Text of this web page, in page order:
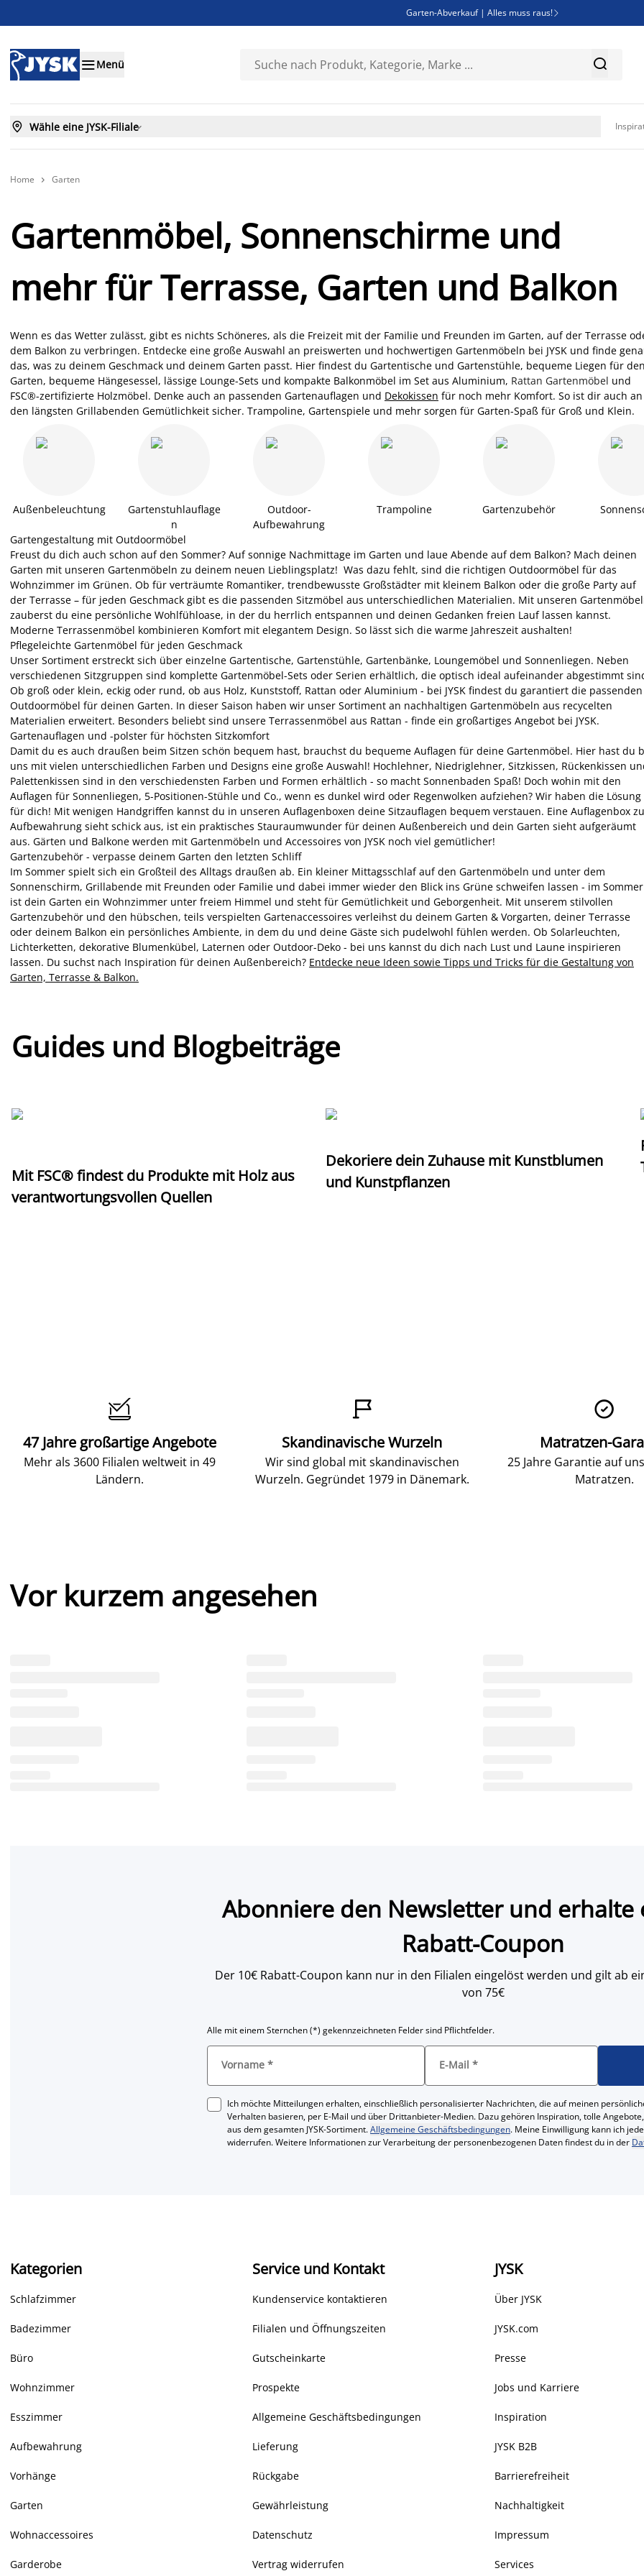
Garten-Abverkauf | Alles muss raus! 
Bist du Unternehmer? Entdecke JYSK-B2B
Menü 
 Wähle eine JYSK-Filiale
Home  Garten
Gartenmöbel, Sonnenschirme und
mehr für Terrasse, Garten und Balkon
Wenn es das Wetter zulässt, gibt es nichts Schöneres, als die Freizeit mit der Familie und Freunden im Garten, auf der Terrasse
dem Balkon zu verbringen. Entdecke eine große Auswahl an preiswerten und hochwertigen Gartenmöbeln bei JYSK und finde
das, was zu deinem Geschmack und deinem Garten passt. Hier findest du Gartentische und Gartenstühle, bequeme Liegen für den
Garten, bequeme Hängesessel, lässige Lounge-Sets und kompakte Balkonmöbel im Set aus Aluminium, Rattan Gartenmöbel und
FSC®-zertifizierte Holzmöbel. Denke auch an passenden Gartenauflagen und Dekokissen für noch mehr Komfort. So ist dir auch an
den längsten Grillabenden Gemütlichkeit sicher. Trampoline, Gartenspiele und mehr sorgen für Garten-Spaß für Groß und Klein.
Außenbeleuchtung
Gartenstuhlauflage
n
Outdoor-
Aufbewahrung
Trampoline Gartenzubehör
Gartengestaltung mit Outdoormöbel
Freust du dich auch schon auf den Sommer? Auf sonnige Nachmittage im Garten und laue Abende auf dem Balkon? Mach deinen
Garten mit unseren Gartenmöbeln zu deinem neuen Lieblingsplatz! Was dazu fehlt, sind die richtigen Outdoormöbel für das
Wohnzimmer im Grünen. Ob für verträumte Romantiker, trendbewusste Großstädter mit kleinem Balkon oder die große Party auf
der Terrasse – für jeden Geschmack gibt es die passenden Sitzmöbel aus unterschiedlichen Materialien. Mit unseren
zauberst du eine persönliche Wohlfühloase, in der du herrlich entspannen und deinen Gedanken freien Lauf lassen kannst.
Moderne Terrassenmöbel kombinieren Komfort mit elegantem Design. So lässt sich die warme Jahreszeit aushalten!
Pflegeleichte Gartenmöbel für jeden Geschmack
Unser Sortiment erstreckt sich über einzelne Gartentische, Gartenstühle, Gartenbänke, Loungemöbel und Sonnenliegen. Neben
verschiedenen Sitzgruppen sind komplette Gartenmöbel-Sets oder Serien erhältlich, die optisch ideal aufeinander abgestimmt
Ob groß oder klein, eckig oder rund, ob aus Holz, Kunststoff, Rattan oder Aluminium - bei JYSK findest du garantiert die passenden
Outdoormöbel für deinen Garten. In dieser Saison haben wir unser Sortiment an nachhaltigen Gartenmöbeln aus recycelten
Materialien erweitert. Besonders beliebt sind unsere Terrassenmöbel aus Rattan - finde ein großartiges Angebot bei JYSK.
Gartenauflagen und -polster für höchsten Sitzkomfort
Damit du es auch draußen beim Sitzen schön bequem hast, brauchst du bequeme Auflagen für deine Gartenmöbel. Hier hast du
uns mit vielen unterschiedlichen Farben und Designs eine große Auswahl! Hochlehner, Niedriglehner, Sitzkissen, Rückenkissen
Palettenkissen sind in den verschiedensten Farben und Formen erhältlich - so macht Sonnenbaden Spaß! Doch wohin mit den
Auflagen für Sonnenliegen, 5-Positionen-Stühle und Co., wenn es dunkel wird oder Regenwolken aufziehen? Wir haben die Lösung
für dich! Mit wenigen Handgriffen kannst du in unseren Auflagenboxen deine Sitzauflagen bequem verstauen. Eine Auflagenbox
Aufbewahrung sieht schick aus, ist ein praktisches Stauraumwunder für deinen Außenbereich und dein Garten sieht aufgeräumt
aus. Gärten und Balkone werden mit Gartenmöbeln und Accessoires von JYSK noch viel gemütlicher!
Gartenzubehör - verpasse deinem Garten den letzten Schliff
Im Sommer spielt sich ein Großteil des Alltags draußen ab. Ein kleiner Mittagsschlaf auf den Gartenmöbeln und unter dem
Sonnenschirm, Grillabende mit Freunden oder Familie und dabei immer wieder den Blick ins Grüne schweifen lassen - im Sommer
ist dein Garten ein Wohnzimmer unter freiem Himmel und steht für Gemütlichkeit und Geborgenheit. Mit unserem stilvollen
Gartenzubehör und den hübschen, teils verspielten Gartenaccessoires verleihst du deinem Garten & Vorgarten, deiner Terrasse
oder deinem Balkon ein persönliches Ambiente, in dem du und deine Gäste sich pudelwohl fühlen werden. Ob Solarleuchten,
Lichterketten, dekorative Blumenkübel, Laternen oder Outdoor-Deko - bei uns kannst du dich nach Lust und Laune inspirieren
lassen. Du suchst nach Inspiration für deinen Außenbereich? Entdecke neue Ideen sowie Tipps und Tricks für die Gestaltung von
Garten, Terrasse & Balkon.
Guides und Blogbeiträge
Mit FSC® findest du Produkte mit Holz aus
verantwortungsvollen Quellen
Dekoriere dein Zuhause mit Kunstblumen
und Kunstpflanzen

47 Jahre großartige Angebote
Mehr als 3600 Filialen weltweit in 49
Ländern.

Skandinavische Wurzeln
Wir sind global mit skandinavischen
Wurzeln. Gegründet 1979 in Dänemark.

Matratzen-
25 Jahre Garantie auf
Matratzen.
Vor kurzem angesehen
Abonniere den Newsletter und erhalte
Rabatt-Coupon
Der 10€ Rabatt-Coupon kann nur in den Filialen eingelöst werden und gilt ab
von 75€
Alle mit einem Sternchen (*) gekennzeichneten Felder sind Pflichtfelder.
Vorname * E-Mail *
Ich möchte Mitteilungen erhalten, einschließlich personalisierter Nachrichten, die auf meinen
Verhalten basieren, per E-Mail und über Drittanbieter-Medien. Dazu gehören Inspiration, tolle
aus dem gesamten JYSK-Sortiment.Allgemeine Geschäftsbedingungen. Meine Einwilligung kann ich
widerrufen. Weitere Informationen zur Verarbeitung der personenbezogenen Daten findest du in der
Kategorien
Schlafzimmer
Badezimmer
Büro
Wohnzimmer
Esszimmer
Aufbewahrung
Vorhänge
Garten
Wohnaccessoires
Garderobe
Service und Kontakt
Kundenservice kontaktieren
Filialen und Öffnungszeiten
Gutscheinkarte
Prospekte
Allgemeine Geschäftsbedingungen
Lieferung
Rückgabe
Gewährleistung
Datenschutz
Vertrag widerrufen
JYSK
Über JYSK
JYSK.com
Presse
Jobs und Karriere
Inspiration
JYSK B2B
Barrierefreiheit
Nachhaltigkeit
Impressum
Services